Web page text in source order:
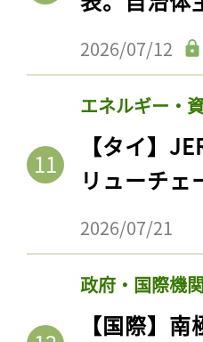
2026/07/12
エネルギー・
【タイ】
リューチェ
2026/07/21
政府・国際機
【国際】